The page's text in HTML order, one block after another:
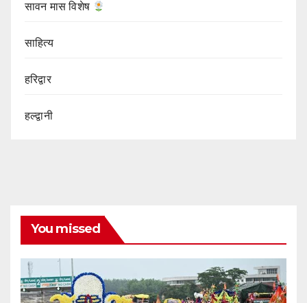
सावन मास विशेष
साहित्य
हरिद्वार
हल्द्वानी
You missed